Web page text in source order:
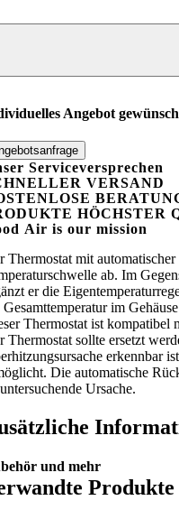
Angebot
Serviceversprechen
VERSAND
HÖCHSTER
Air is our mission
Thermostat mit
ab. Im
er die
Gesamttemperatur im
Thermostat ist
Thermostat sollte ersetzt
erkennbar
Die automatische
Ursache.
und mehr
Produkte